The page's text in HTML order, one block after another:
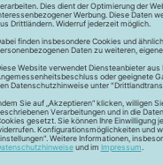
Er kann für
Kern auf, um